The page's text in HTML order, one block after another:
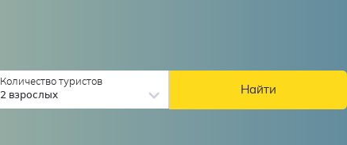
Количество туристов
2 взрослых
Найти